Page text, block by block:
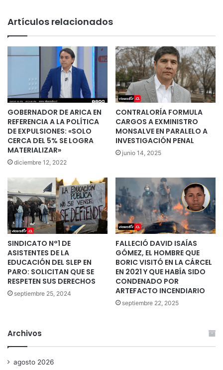
Artículos relacionados
GOBERNADOR DE ARICA EN
REFERENCIA A LA POLÍTICA
DE EXPULSIONES: «SOLO
CERCA DEL 5% SE LOGRA
MATERIALIZAR»
diciembre 12, 2022
CONTRALORÍA FORMULA
CARGOS A EXMINISTRO
MONSALVE EN PARALELO A
INVESTIGACIÓN PENAL
junio 14, 2025
SINDICATO N°1 DE
ASISTENTES DE LA
EDUCACIÓN DEL SLEP EN
PARO: SOLICITAN QUE SE
RESPETEN SUS DERECHOS
septiembre 25, 2024
FALLECIÓ DAVID ISAÍAS
GÓMEZ, EL HOMBRE QUE
BORIC VISITÓ EN LA CÁRCEL
EN 2021 Y QUE HABÍA SIDO
CONDENADO POR
ARTEFACTO INCENDIARIO
septiembre 22, 2025
Archivos
agosto 2026